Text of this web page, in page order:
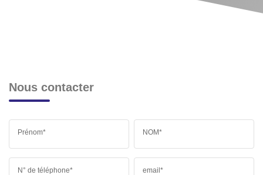
Nous contacter
Prénom* NOM*
N° de téléphone* email*